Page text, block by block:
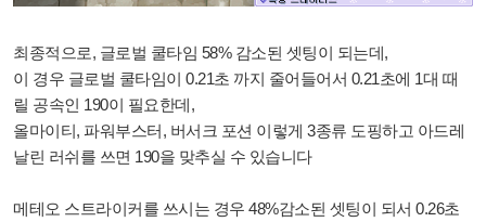
최종적으로, 글로벌 쿨타임 58% 감소된 셋팅이 되는데,
이 경우 글로벌 쿨타임이 0.21초 까지 줄어들어서 0.21초에 1대 때
릴 공속인 190이 필요한데,
올마이티, 파워부스터, 버서크 포션 이렇게 3종류 도핑하고 아드레
날린 러쉬를 쓰면 190을 맞추실 수 있습니다
메테오 스트라이커를 쓰시는 경우 48%감소된 셋팅이 되서 0.26초